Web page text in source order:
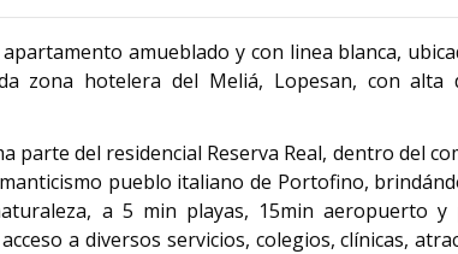
amueblado y con linea blanca,
zona hotelera del Meliá, Lopesan, con alta
parte del residencial Reserva Real, dentro del
pueblo italiano de Portofino,
a 5 min playas, 15min aeropuerto
a diversos servicios, colegios, clínicas,